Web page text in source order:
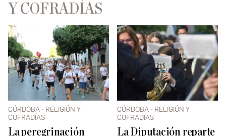
Y COFRADÍAS
CÓRDOBA - RELIGIÓN Y
COFRADÍAS
La peregrinación
CÓRDOBA - RELIGIÓN Y
COFRADÍAS
La Diputación reparte